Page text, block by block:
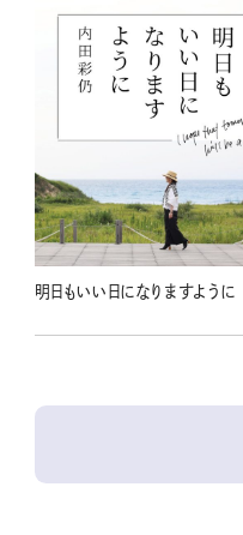
明日もいい日になりますように